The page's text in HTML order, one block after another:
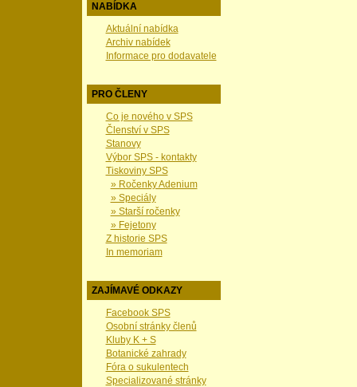
NABÍDKA
Aktuální nabídka
Archiv nabídek
Informace pro dodavatele
PRO ČLENY
Co je nového v SPS
Členství v SPS
Stanovy
Výbor SPS - kontakty
Tiskoviny SPS
» Ročenky Adenium
» Speciály
» Starší ročenky
» Fejetony
Z historie SPS
In memoriam
ZAJÍMAVÉ ODKAZY
Facebook SPS
Osobní stránky členů
Kluby K + S
Botanické zahrady
Fóra o sukulentech
Specializované stránky